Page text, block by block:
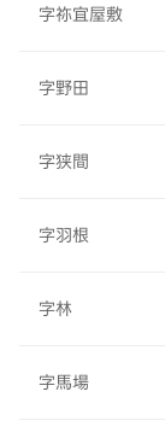
字祢宜屋敷
字野田
字狭間
字羽根
字林
字馬場